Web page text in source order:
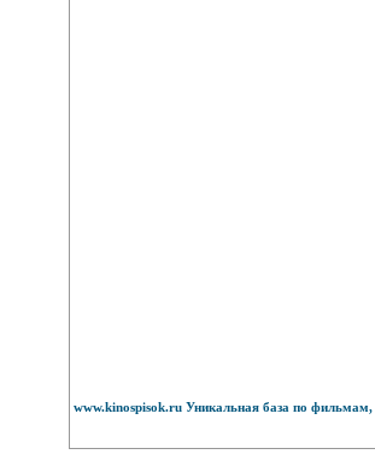
www.kinospisok.ru Уникальная база по